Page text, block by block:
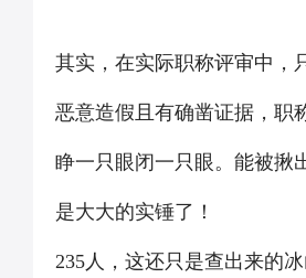
其实，在实际职称评审中，
恶意造假且有确凿证据，职
睁一只眼闭一只眼。能被揪
是大大的实锤了！
235人，这还只是查出来的